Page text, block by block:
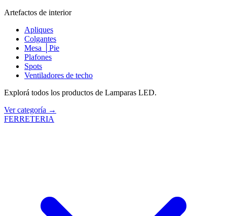
Artefactos de interior
Apliques
Colgantes
Mesa │Pie
Plafones
Spots
Ventiladores de techo
Explorá todos los productos de Lamparas LED.
Ver categoría →
FERRETERIA